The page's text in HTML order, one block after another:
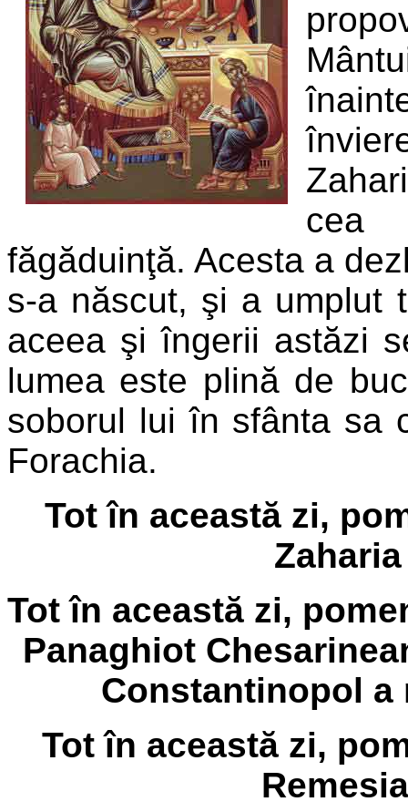
cea
făgăduinţă. Acesta a
s-a născut, şi a umplut
aceea şi îngerii astăzi
lumea este plină de
soborul lui în sfânta sa
Forachia.
Tot în această zi,
Tot în această zi,
Panaghiot
Constantinopol a
Tot în această zi,